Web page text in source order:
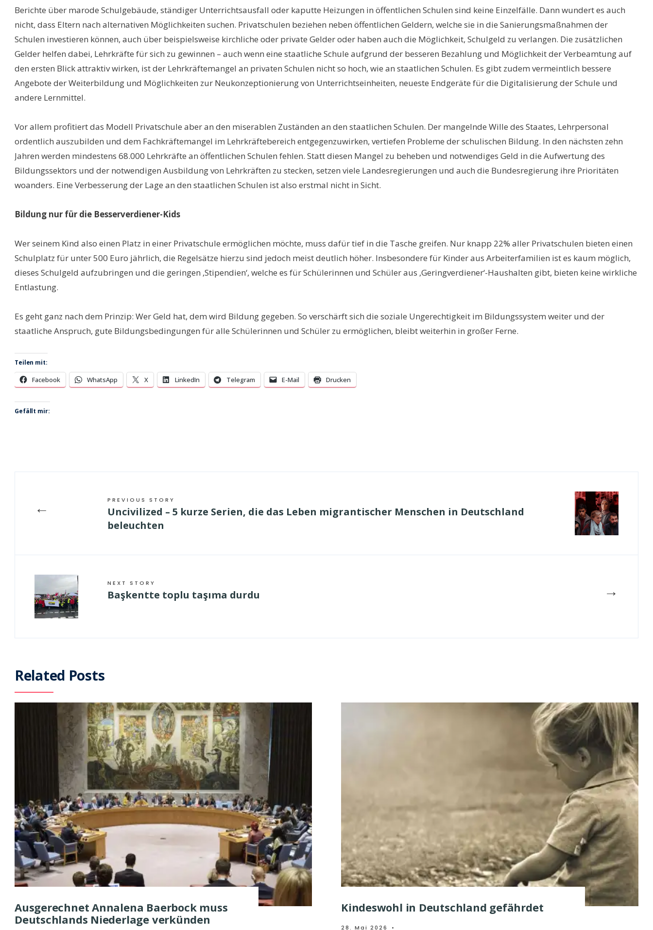
Berichte über marode Schulgebäude, ständiger Unterrichtsausfall oder kaputte Heizungen in öffentlichen Schulen sind keine Einzelfälle. Dann wundert es auch
nicht, dass Eltern nach alternativen Möglichkeiten suchen. Privatschulen beziehen neben öffentlichen Geldern, welche sie in die Sanierungsmaßnahmen der
Schulen investieren können, auch über beispielsweise kirchliche oder private Gelder oder haben auch die Möglichkeit, Schulgeld zu verlangen. Die zusätzlichen
Gelder helfen dabei, Lehrkräfte für sich zu gewinnen – auch wenn eine staatliche Schule aufgrund der besseren Bezahlung und Möglichkeit der Verbeamtung auf
den ersten Blick attraktiv wirken, ist der Lehrkräftemangel an privaten Schulen nicht so hoch, wie an staatlichen Schulen. Es gibt zudem vermeintlich bessere
Angebote der Weiterbildung und Möglichkeiten zur Neukonzeptionierung von Unterrichtseinheiten, neueste Endgeräte für die Digitalisierung der Schule und
andere Lernmittel.
Vor allem profitiert das Modell Privatschule aber an den miserablen Zuständen an den staatlichen Schulen. Der mangelnde Wille des Staates, Lehrpersonal
ordentlich auszubilden und dem Fachkräftemangel im Lehrkräftebereich entgegenzuwirken, vertiefen Probleme der schulischen Bildung. In den nächsten zehn
Jahren werden mindestens 68.000 Lehrkräfte an öffentlichen Schulen fehlen. Statt diesen Mangel zu beheben und notwendiges Geld in die Aufwertung des
Bildungssektors und der notwendigen Ausbildung von Lehrkräften zu stecken, setzen viele Landesregierungen und auch die Bundesregierung ihre Prioritäten
woanders. Eine Verbesserung der Lage an den staatlichen Schulen ist also erstmal nicht in Sicht.
Bildung nur für die Besserverdiener-Kids
Wer seinem Kind also einen Platz in einer Privatschule ermöglichen möchte, muss dafür tief in die Tasche greifen. Nur knapp 22% aller Privatschulen bieten einen
Schulplatz für unter 500 Euro jährlich, die Regelsätze hierzu sind jedoch meist deutlich höher. Insbesondere für Kinder aus Arbeiterfamilien ist es kaum möglich,
dieses Schulgeld aufzubringen und die geringen ‚Stipendien‘, welche es für Schülerinnen und Schüler aus ‚Geringverdiener‘-Haushalten gibt, bieten keine wirkliche
Entlastung.
Es geht ganz nach dem Prinzip: Wer Geld hat, dem wird Bildung gegeben. So verschärft sich die soziale Ungerechtigkeit im Bildungssystem weiter und der
staatliche Anspruch, gute Bildungsbedingungen für alle Schülerinnen und Schüler zu ermöglichen, bleibt weiterhin in großer Ferne.
Teilen mit:
Facebook WhatsApp X LinkedIn Telegram E-Mail Drucken
Gefällt mir:
← PREVIOUS STORY
Uncivilized – 5 kurze Serien, die das Leben migrantischer Menschen in Deutschland
beleuchten
→
NEXT STORY
Başkentte toplu taşıma durdu
Related Posts
Ausgerechnet Annalena Baerbock muss
Deutschlands Niederlage verkünden
Kindeswohl in Deutschland gefährdet
28. Mai 2026 •